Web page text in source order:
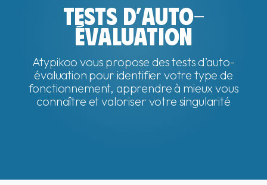
TESTS D’AUTO-
ÉVALUATION
Atypikoo vous propose des tests d’auto-
évaluation pour identifier votre type de
fonctionnement, apprendre à mieux vous
connaître et valoriser votre singularité